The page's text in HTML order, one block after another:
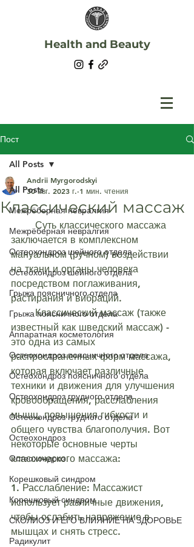
Health and Beauty
Пост
All Posts
Межрёберная невралгия
Межрёберная невралгия
Остеохондроз шейного отдела
Остеохондроз шейного отдела
Грыжа поясничного отдела
Грыжа поясничного отдела
Аппаратная косметология
Остеохондроз поясничного отдела
Остеохондроз поясничного отдела
Остеохондроз грудного отдела
Остеохондроз грудного отдела
Остеохондроз
Остеохондроз
Корешковый синдром
Корешковый синдром
СКОЛИОЗ И ЕГО ВЛИЯНИЕ НА ЗДОРОВЬЕ
Радикулит
All Posts
Классический массаж
Andrii Myrgorodskyi
30 авг. 2023 г. 1 мин. чтения
	Суть классического массажа
заключается в комплексном
мануальном (ручном) воздействии
на ткани и органы человека
посредством поглаживания,
растирания и вибраций.
	Классический массаж (также
известный как шведский массаж) -
это одна из самых
распространенных форм массажа,
которая включает различные
техники и движения для улучшения
кровообращения, расслабления
мышц, повышения гибкости и
общего чувства благополучия. Вот
некоторые основные черты
классического массажа:
1. Расслабление: Массажист
использует различные движения,
чтобы ослабить напряжение в
мышцах и снять стресс.